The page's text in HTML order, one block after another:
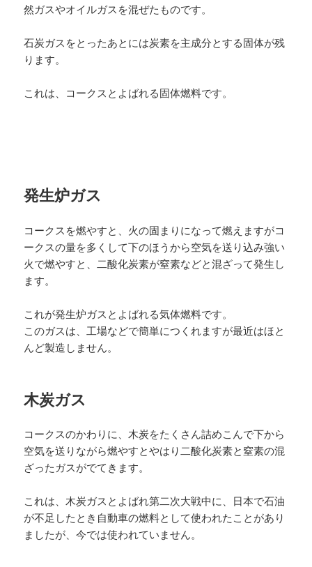
然ガスやオイルガスを混ぜたものです。
石炭ガスをとったあとには炭素を主成分とする固体が残
ります。
これは、コークスとよばれる固体燃料です。
発生炉ガス
コークスを燃やすと、火の固まりになって燃えますがコ
ークスの量を多くして下のほうから空気を送り込み強い
火で燃やすと、二酸化炭素が窒素などと混ざって発生し
ます。
これが発生炉ガスとよばれる気体燃料です。
このガスは、工場などで簡単につくれますが最近はほと
んど製造しません。
木炭ガス
コークスのかわりに、木炭をたくさん詰めこんで下から
空気を送りながら燃やすとやはり二酸化炭素と窒素の混
ざったガスがでてきます。
これは、木炭ガスとよばれ第二次大戦中に、日本で石油
が不足したとき自動車の燃料として使われたことがあり
ましたが、今では使われていません。